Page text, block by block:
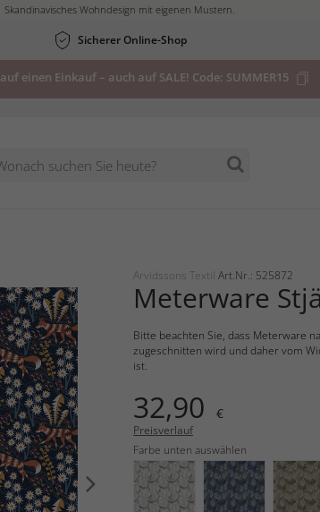
Skandinavisches Wohndesign mit eigenen Mustern.
Sicherer Online-Shop
auf einen Einkauf – auch auf SALE! Code: SUMMER15
Arvidssons Textil Art.Nr.: 525872
Meterware
Bitte beachten Sie, dass Meterware
zugeschnitten wird und daher vom
ist.
32,90 €
Preisverlauf
Farbe unten auswählen